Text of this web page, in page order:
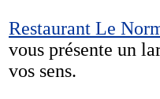
Restaurant Le
vous présente un
vos sens.